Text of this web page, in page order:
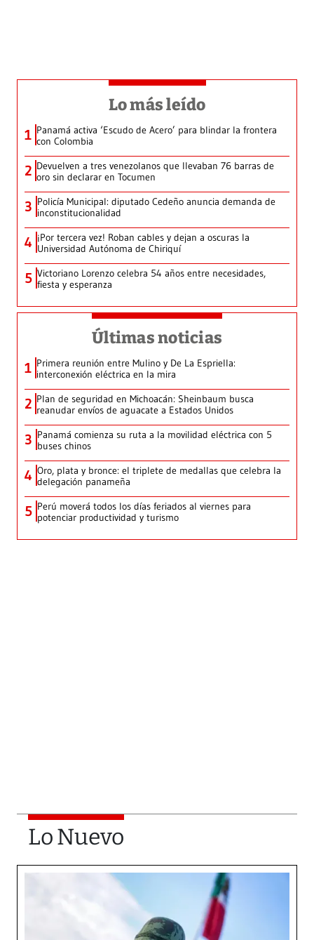
Lo más leído
1 Panamá activa ‘Escudo de Acero’ para blindar la frontera
con Colombia
2 Devuelven a tres venezolanos que llevaban 76 barras de
oro sin declarar en Tocumen
3 Policía Municipal: diputado Cedeño anuncia demanda de
inconstitucionalidad
4 ¡Por tercera vez! Roban cables y dejan a oscuras la
Universidad Autónoma de Chiriquí
5 Victoriano Lorenzo celebra 54 años entre necesidades,
fiesta y esperanza
Últimas noticias
1 Primera reunión entre Mulino y De La Espriella:
interconexión eléctrica en la mira
2 Plan de seguridad en Michoacán: Sheinbaum busca
reanudar envíos de aguacate a Estados Unidos
3 Panamá comienza su ruta a la movilidad eléctrica con 5
buses chinos
4 Oro, plata y bronce: el triplete de medallas que celebra la
delegación panameña
5 Perú moverá todos los días feriados al viernes para
potenciar productividad y turismo
Lo Nuevo